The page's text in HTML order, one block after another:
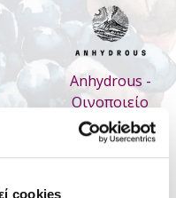
cookies
Anhydrous -
Οινοποιείο